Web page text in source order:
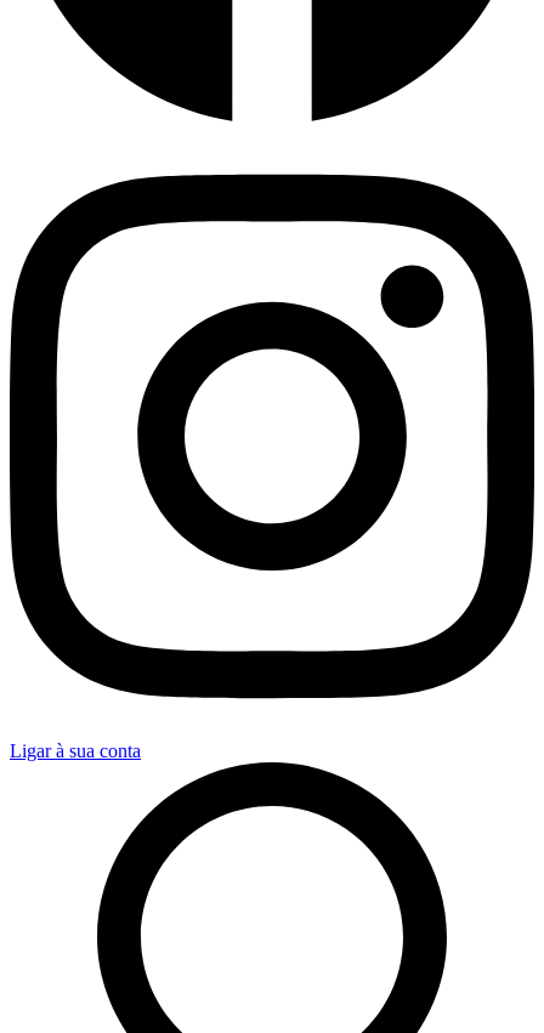
Ligar à sua conta